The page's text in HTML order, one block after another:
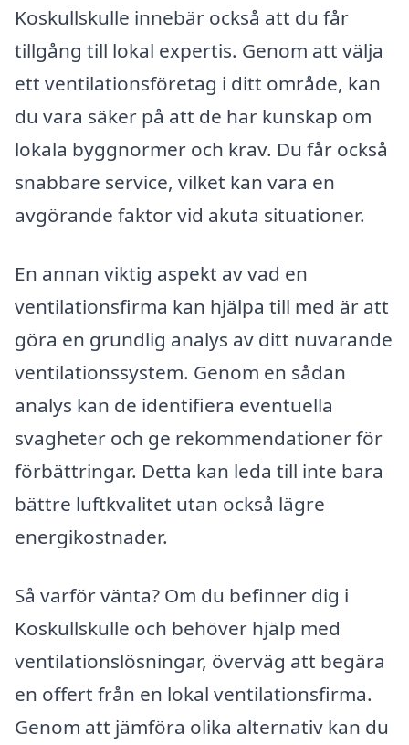
Koskullskulle innebär också att du får
tillgång till lokal expertis. Genom att välja
ett ventilationsföretag i ditt område, kan
du vara säker på att de har kunskap om
lokala byggnormer och krav. Du får också
snabbare service, vilket kan vara en
avgörande faktor vid akuta situationer.
En annan viktig aspekt av vad en
ventilationsfirma kan hjälpa till med är att
göra en grundlig analys av ditt nuvarande
ventilationssystem. Genom en sådan
analys kan de identifiera eventuella
svagheter och ge rekommendationer för
förbättringar. Detta kan leda till inte bara
bättre luftkvalitet utan också lägre
energikostnader.
Så varför vänta? Om du befinner dig i
Koskullskulle och behöver hjälp med
ventilationslösningar, överväg att begära
en offert från en lokal ventilationsfirma.
Genom att jämföra olika alternativ kan du